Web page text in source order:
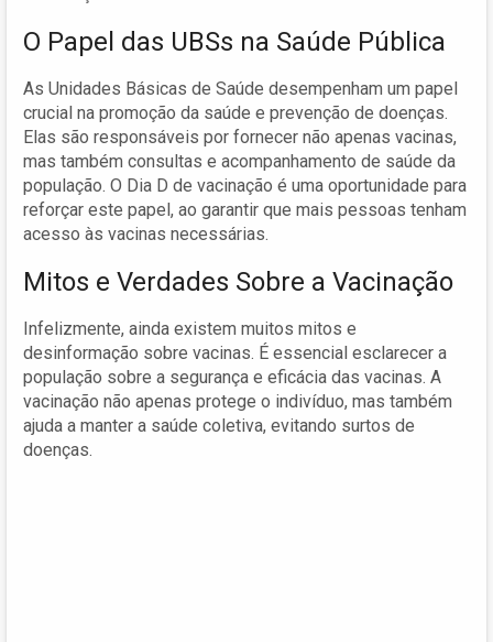
O Papel das UBSs na Saúde Pública
As Unidades Básicas de Saúde desempenham um papel
crucial na promoção da saúde e prevenção de doenças.
Elas são responsáveis por fornecer não apenas vacinas,
mas também consultas e acompanhamento de saúde da
população. O Dia D de vacinação é uma oportunidade para
reforçar este papel, ao garantir que mais pessoas tenham
acesso às vacinas necessárias.
Mitos e Verdades Sobre a Vacinação
Infelizmente, ainda existem muitos mitos e
desinformação sobre vacinas. É essencial esclarecer a
população sobre a segurança e eficácia das vacinas. A
vacinação não apenas protege o indivíduo, mas também
ajuda a manter a saúde coletiva, evitando surtos de
doenças.